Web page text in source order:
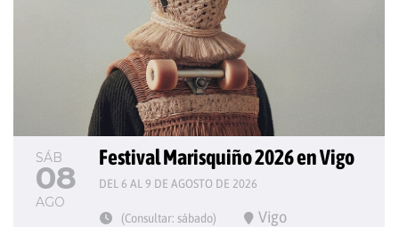
SÁB
08
AGO
Festival Marisquiño 2026 en Vigo
DEL 6 AL 9 DE AGOSTO DE 2026
(Consultar: sábado) Vigo